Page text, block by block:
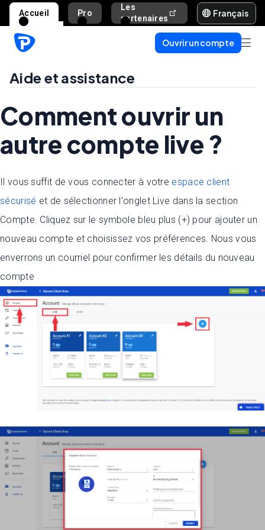
Accueil Pro
Les
partenaires
Aide et
Français
Ouvrir un compte
Aide et assistance
Comment ouvrir un
autre compte live ?
Il vous suffit de vous connecter à votre espace client
sécurisé et de sélectionner l'onglet Live dans la section
Compte. Cliquez sur le symbole bleu plus (+) pour ajouter un
nouveau compte et choisissez vos préférences. Nous vous
enverrons un courriel pour confirmer les détails du nouveau
compte